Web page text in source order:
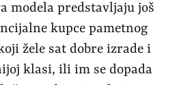
modela predstavljaju još
kupce pametnog
žele sat dobre izrade i
klasi, ili im se dopada